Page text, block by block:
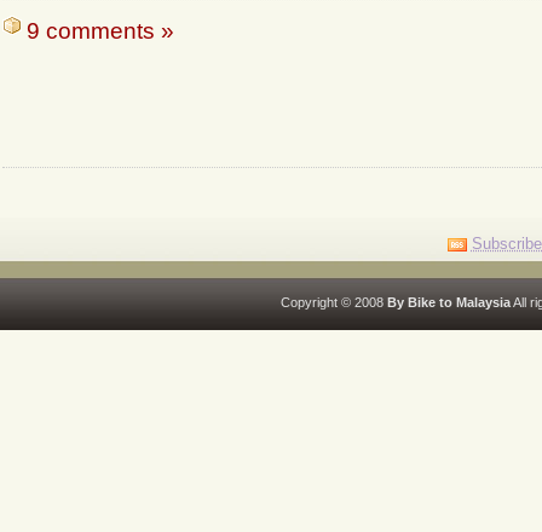
9 comments »
Copyright © 2008 By Bike to MalaysiaAll